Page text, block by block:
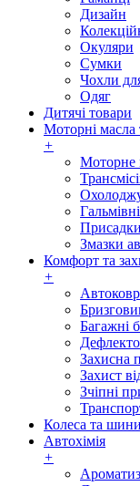
Дизайн
Окуляри
Сумки
Чохли
Одяг
Дитячі товари
Моторні масла
+
Моторне
Присадки
Змазки
Комфорт та
+
Багажні
Захисна
Захист
Зчіпні
Колеса та шини
Автохімія
+